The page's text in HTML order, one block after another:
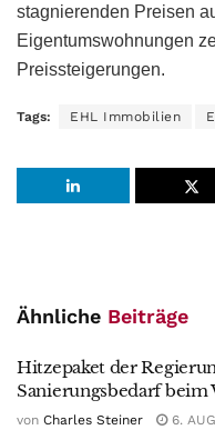
stagnierenden Preisen
Eigentumswohnungen
Preissteigerungen.
Tags: EHL Immobilien
Ähnliche Beiträge
Hitzepaket der
Sanierungsbedarf beim
von Charles Steiner 6.